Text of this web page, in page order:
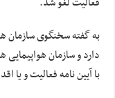
به گفته سخنگوی سازمان
دارد و سازمان
با آیین نامه فعالیت و یا